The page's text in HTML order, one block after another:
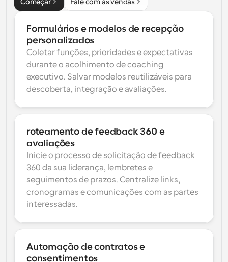
Formulários e modelos de recepção
personalizados
Coletar funções, prioridades e expectativas
durante o acolhimento de coaching
executivo. Salvar modelos reutilizáveis para
descoberta, integração e avaliações.
roteamento de feedback 360 e
avaliações
Inicie o processo de solicitação de feedback
360 da sua liderança, lembretes e
seguimentos de prazos. Centralize links,
cronogramas e comunicações com as partes
interessadas.
Automação de contratos e
consentimentos